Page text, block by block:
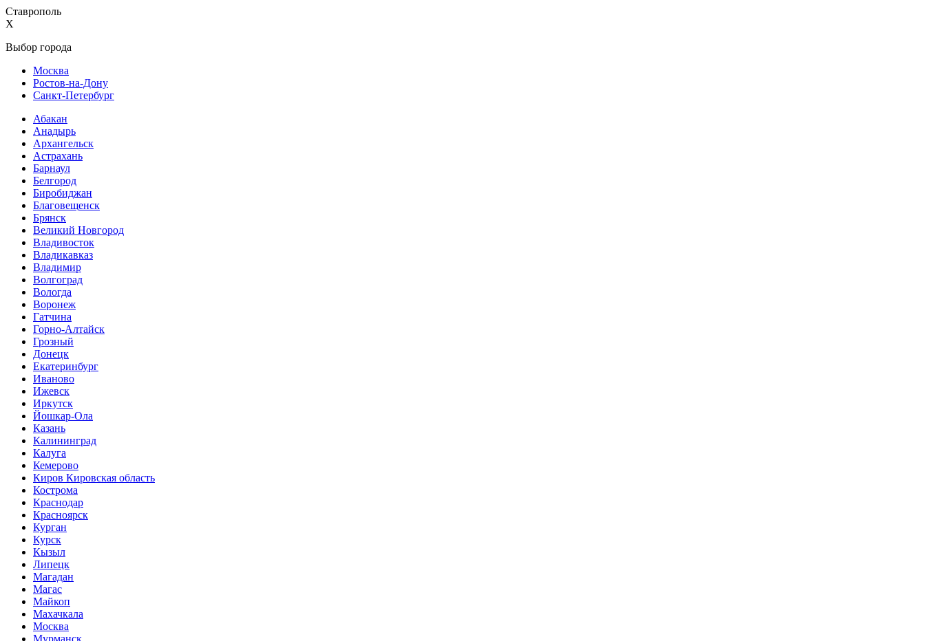
Ставрополь
X
Выбор города
Москва
Ростов-на-Дону
Санкт-Петербург
Абакан
Анадырь
Архангельск
Астрахань
Барнаул
Белгород
Биробиджан
Благовещенск
Брянск
Великий Новгород
Владивосток
Владикавказ
Владимир
Волгоград
Вологда
Воронеж
Гатчина
Горно-Алтайск
Грозный
Донецк
Екатеринбург
Иваново
Ижевск
Иркутск
Йошкар-Ола
Казань
Калининград
Калуга
Кемерово
Киров Кировская область
Кострома
Краснодар
Красноярск
Курган
Курск
Кызыл
Липецк
Магадан
Магас
Майкоп
Махачкала
Москва
Мурманск